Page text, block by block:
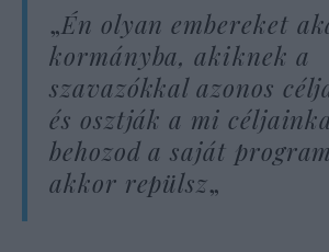
„Én olyan embereket
kormányba, akiknek a
szavazókkal azonos
és osztják a mi
behozod a saját
akkor repülsz„